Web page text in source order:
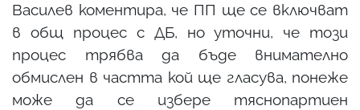
Василев коментира, че ПП ще се включват
в общ процес с ДБ, но уточни, че този
процес трябва да бъде внимателно
обмислен в частта кой ще гласува, понеже
може да се избере тяснопартиен